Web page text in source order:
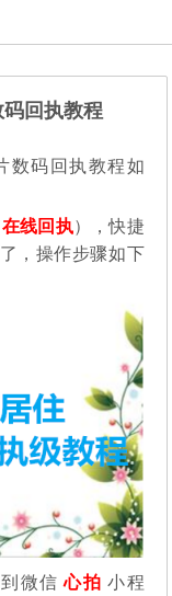
回执教程
数码回执教程如
在线回执），快捷
，操作步骤如下
到微信心拍小程